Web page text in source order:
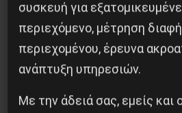
Η Eπανάσταση της 19
Iσπανία
5 Αυγούστου 2026
συσκευή για
περιεχόμενο, μέτρηση
περιεχομένου, έρευνα
ανάπτυξη υπηρεσιών.
Με την άδειά σας, εμείς και